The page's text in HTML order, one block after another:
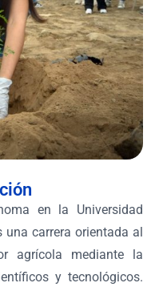
en la Universidad
una carrera orientada al
agrícola mediante la
y tecnológicos.